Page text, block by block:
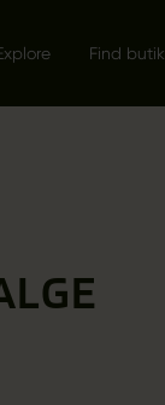
Find butik